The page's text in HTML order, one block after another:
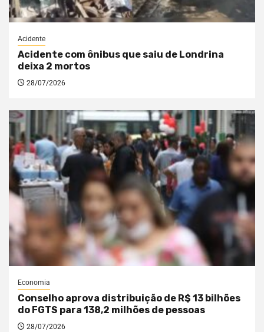
Acidente
Acidente com ônibus que saiu de Londrina
deixa 2 mortos
28/07/2026
Economia
Conselho aprova distribuição de R$ 13 bilhões
do FGTS para 138,2 milhões de pessoas
28/07/2026